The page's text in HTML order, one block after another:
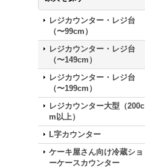
レジカウンター・レジ台
（〜99cm）
レジカウンター・レジ台
（〜149cm）
レジカウンター・レジ台
（〜199cm）
レジカウンター大型（200c
m以上）
L字カウンター
ケーキ屋さん向け冷蔵ショ
ーケースカウンター